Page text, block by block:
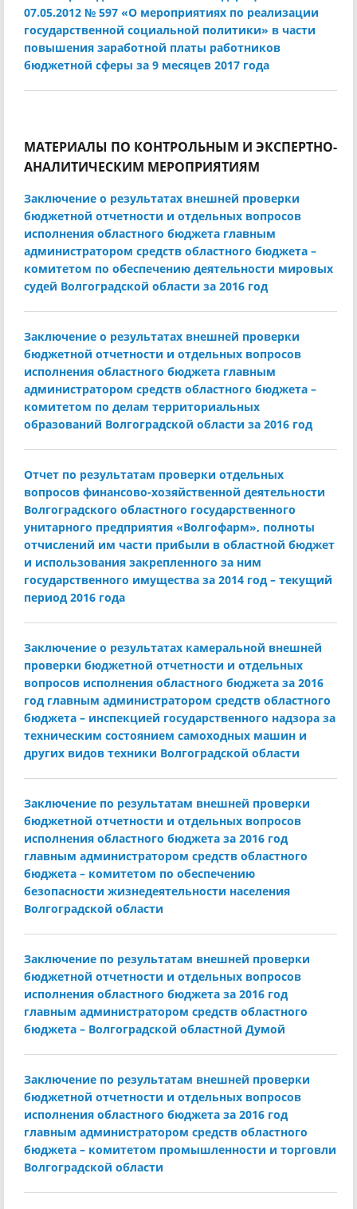
07.05.2012 № 597 «О мероприятиях по реализации
государственной социальной политики» в части
повышения заработной платы работников
бюджетной сферы за 9 месяцев 2017 года
МАТЕРИАЛЫ ПО КОНТРОЛЬНЫМ И ЭКСПЕРТНО-
АНАЛИТИЧЕСКИМ МЕРОПРИЯТИЯМ
Заключение о результатах внешней проверки
бюджетной отчетности и отдельных вопросов
исполнения областного бюджета главным
администратором средств областного бюджета –
комитетом по обеспечению деятельности мировых
судей Волгоградской области за 2016 год
Заключение о результатах внешней проверки
бюджетной отчетности и отдельных вопросов
исполнения областного бюджета главным
администратором средств областного бюджета –
комитетом по делам территориальных
образований Волгоградской области за 2016 год
Отчет по результатам проверки отдельных
вопросов финансово-хозяйственной деятельности
Волгоградского областного государственного
унитарного предприятия «Волгофарм», полноты
отчислений им части прибыли в областной бюджет
и использования закрепленного за ним
государственного имущества за 2014 год – текущий
период 2016 года
Заключение о результатах камеральной внешней
проверки бюджетной отчетности и отдельных
вопросов исполнения областного бюджета за 2016
год главным администратором средств областного
бюджета – инспекцией государственного надзора за
техническим состоянием самоходных машин и
других видов техники Волгоградской области
Заключение по результатам внешней проверки
бюджетной отчетности и отдельных вопросов
исполнения областного бюджета за 2016 год
главным администратором средств областного
бюджета – комитетом по обеспечению
безопасности жизнедеятельности населения
Волгоградской области
Заключение по результатам внешней проверки
бюджетной отчетности и отдельных вопросов
исполнения областного бюджета за 2016 год
главным администратором средств областного
бюджета – Волгоградской областной Думой
Заключение по результатам внешней проверки
бюджетной отчетности и отдельных вопросов
исполнения областного бюджета за 2016 год
главным администратором средств областного
бюджета – комитетом промышленности и торговли
Волгоградской области